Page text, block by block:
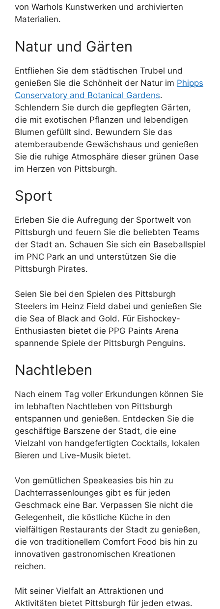
von Warhols Kunstwerken und archivierten
Materialien.
Natur und Gärten
Entfliehen Sie dem städtischen Trubel und
genießen Sie die Schönheit der Natur im Phipps
Conservatory and Botanical Gardens.
Schlendern Sie durch die gepflegten Gärten,
die mit exotischen Pflanzen und lebendigen
Blumen gefüllt sind. Bewundern Sie das
atemberaubende Gewächshaus und genießen
Sie die ruhige Atmosphäre dieser grünen Oase
im Herzen von Pittsburgh.
Sport
Erleben Sie die Aufregung der Sportwelt von
Pittsburgh und feuern Sie die beliebten Teams
der Stadt an. Schauen Sie sich ein Baseballspiel
im PNC Park an und unterstützen Sie die
Pittsburgh Pirates.
Seien Sie bei den Spielen des Pittsburgh
Steelers im Heinz Field dabei und genießen Sie
die Sea of Black and Gold. Für Eishockey-
Enthusiasten bietet die PPG Paints Arena
spannende Spiele der Pittsburgh Penguins.
Nachtleben
Nach einem Tag voller Erkundungen können Sie
im lebhaften Nachtleben von Pittsburgh
entspannen und genießen. Entdecken Sie die
geschäftige Barszene der Stadt, die eine
Vielzahl von handgefertigten Cocktails, lokalen
Bieren und Live-Musik bietet.
Von gemütlichen Speakeasies bis hin zu
Dachterrassenlounges gibt es für jeden
Geschmack eine Bar. Verpassen Sie nicht die
Gelegenheit, die köstliche Küche in den
vielfältigen Restaurants der Stadt zu genießen,
die von traditionellem Comfort Food bis hin zu
innovativen gastronomischen Kreationen
reichen.
Mit seiner Vielfalt an Attraktionen und
Aktivitäten bietet Pittsburgh für jeden etwas.